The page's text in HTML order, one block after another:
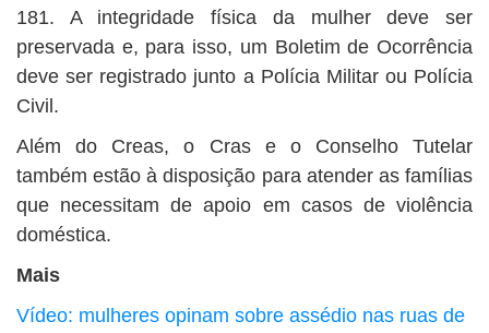
181. A integridade física da mulher deve ser
preservada e, para isso, um Boletim de Ocorrência
deve ser registrado junto a Polícia Militar ou Polícia
Civil.
Além do Creas, o Cras e o Conselho Tutelar
também estão à disposição para atender as famílias
que necessitam de apoio em casos de violência
doméstica.
Mais
Vídeo: mulheres opinam sobre assédio nas ruas de